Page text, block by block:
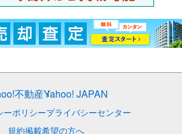
不動産Yahoo! JAPAN
ーポリシープライバシーセンター
規約掲載希望の方へ